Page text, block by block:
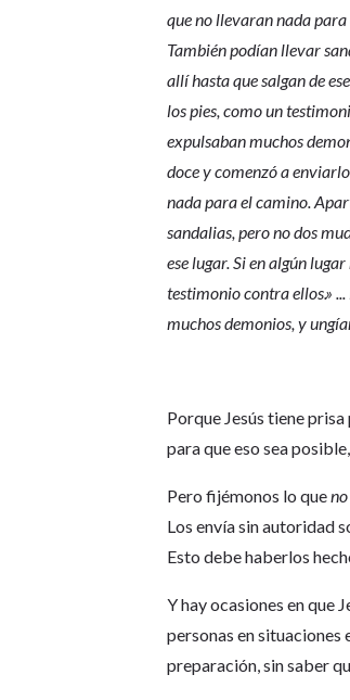
que no llevaran nada
También podían llevar
allí hasta que salgan de
los pies, como un
expulsaban muchos
doce y comenzó a
nada para el camino.
sandalias, pero no dos
ese lugar. Si en algún
testimonio contra ellos.»
muchos demonios, y
Porque Jesús tiene
para que eso sea
Pero fijémonos lo queno
Los envía sin autoridad
Esto debe haberlos
Y hay ocasiones en que
personas en situaciones
preparación, sin saber